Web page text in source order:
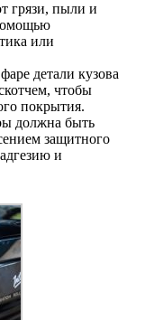
грязи, пыли и
или
детали кузова
чтобы
покрытия.
должна быть
защитного
и